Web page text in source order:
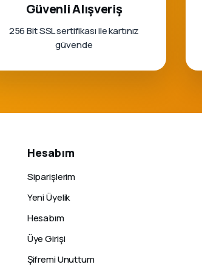
Güvenli Alışveriş
256 Bit SSL sertifikası ile kartınız
güvende
Hesabım
Siparişlerim
Yeni Üyelik
Hesabım
Üye Girişi
Şifremi Unuttum